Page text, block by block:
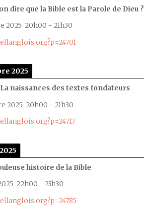
dire que la Bible est la Parole de Dieu ?
2025 20h00 - 21h30
2025
La naissances des textes fondateurs
2025 20h00 - 21h30
histoire de la Bible
22h00 - 23h30